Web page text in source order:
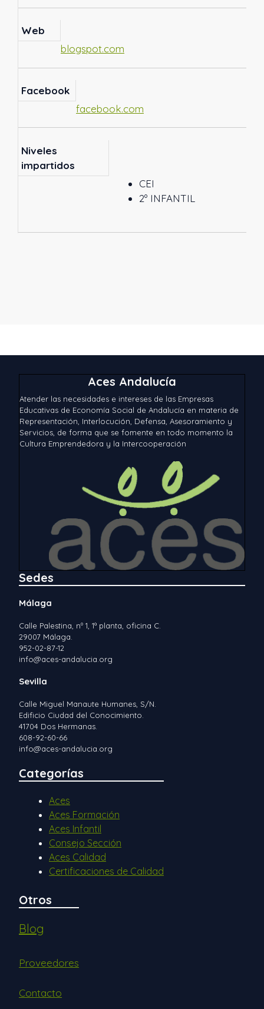
Web
blogspot.com
Facebook
facebook.com
Niveles
impartidos
CEI
2º INFANTIL
Aces Andalucía
Atender las necesidades e intereses de las Empresas
Educativas de Economía Social de Andalucía en materia de
Representación, Interlocución, Defensa, Asesoramiento y
Servicios, de forma que se fomente en todo momento la
Cultura Emprendedora y la Intercooperación
Sedes
Málaga
Calle Palestina, nº 1, 1ª planta, oficina C.
29007 Málaga.
952-02-87-12
info@aces-andalucia.org
Sevilla
Calle Miguel Manaute Humanes, S/N.
Edificio Ciudad del Conocimiento.
41704 Dos Hermanas.
608-92-60-66
info@aces-andalucia.org
Categorías
Aces
Aces Formación
Aces Infantil
Consejo Sección
Aces Calidad
Certificaciones de Calidad
Otros
Blog
Proveedores
Contacto